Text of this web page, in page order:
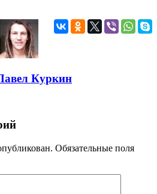
Куркин
Обязательные поля